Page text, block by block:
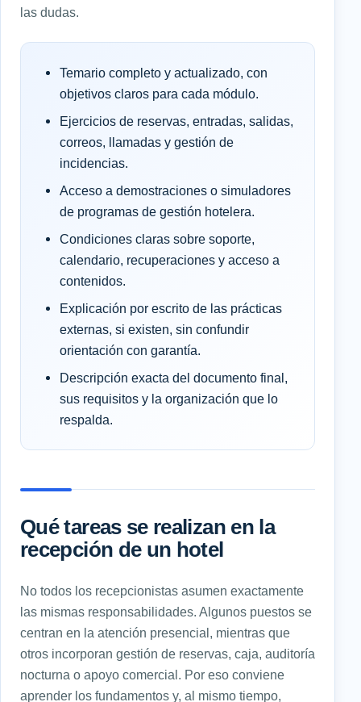
las dudas.
Temario completo y actualizado, con
objetivos claros para cada módulo.
Ejercicios de reservas, entradas, salidas,
correos, llamadas y gestión de
incidencias.
Acceso a demostraciones o simuladores
de programas de gestión hotelera.
Condiciones claras sobre soporte,
calendario, recuperaciones y acceso a
contenidos.
Explicación por escrito de las prácticas
externas, si existen, sin confundir
orientación con garantía.
Descripción exacta del documento final,
sus requisitos y la organización que lo
respalda.
Qué tareas se realizan en la
recepción de un hotel
No todos los recepcionistas asumen exactamente
las mismas responsabilidades. Algunos puestos se
centran en la atención presencial, mientras que
otros incorporan gestión de reservas, caja, auditoría
nocturna o apoyo comercial. Por eso conviene
aprender los fundamentos y, al mismo tiempo,